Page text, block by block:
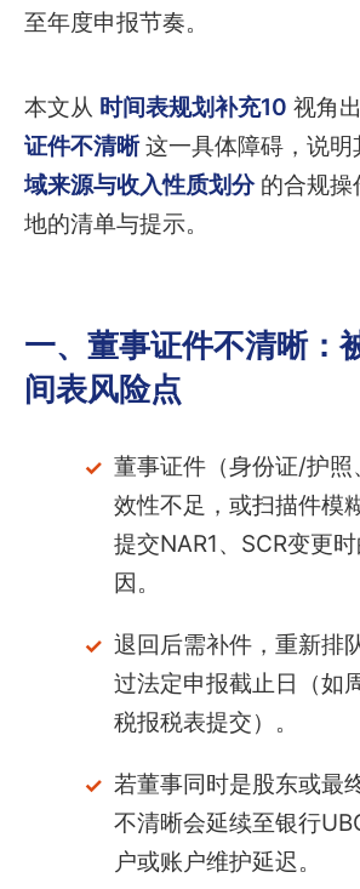
至年度申报节奏。
本文从 时间表规划补充10 视角
证件不清晰这一具体障碍，说
域来源与收入性质划分的合规操
地的清单与提示。
一、董事证件不清晰：
间表风险点
董事证件（身份证/护照
效性不足，或扫描件模
提交NAR1、SCR变更
因。
退回后需补件，重新排
过法定申报截止日（如
税报税表提交）。
若董事同时是股东或最
不清晰会延续至银行
户或账户维护延迟。